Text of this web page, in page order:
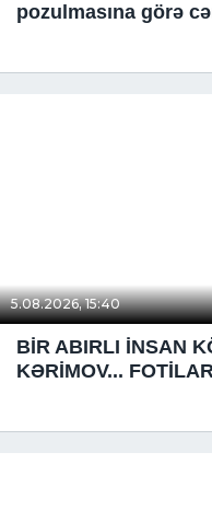
pozulmasına görə
5.08.2026, 15:40
BİR ABIRLI İNSAN
KƏRİMOV...